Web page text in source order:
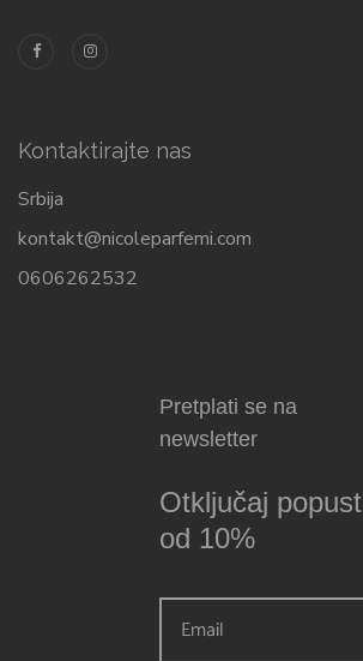
Kontaktirajte nas
Srbija
kontakt@nicoleparfemi.com
0606262532
Pretplati se na
newsletter
Otključaj popust
od 10%